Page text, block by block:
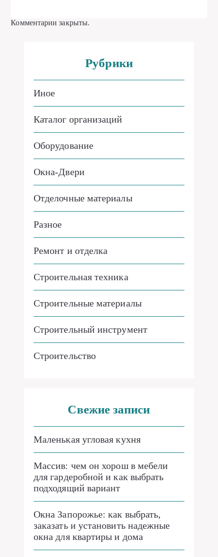
Комментарии закрыты.
Рубрики
Иное
Каталог организаций
Оборудование
Окна-Двери
Отделочные материалы
Разное
Ремонт и отделка
Строительная техника
Строительные материалы
Строительный инструмент
Строительство
Свежие записи
Маленькая угловая кухня
Массив: чем он хорош в мебели
для гардеробной и как выбрать
подходящий вариант
Окна Запорожье: как выбрать,
заказать и установить надежные
окна для квартиры и дома